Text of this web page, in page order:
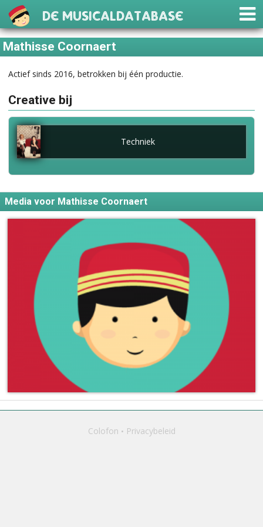
De Musicaldatabase
Mathisse Coornaert
Actief sinds 2016, betrokken bij één productie.
Creative bij
Techniek
Media voor Mathisse Coornaert
Colofon Privacybeleid